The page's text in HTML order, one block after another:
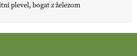
plevel, bogat z železom